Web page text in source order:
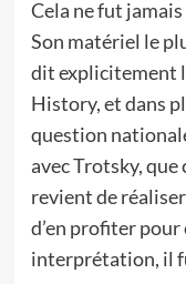
Cela ne fut
Son matériel le
dit explicitement
History, et dans
question
avec Trotsky, que
revient de
d’en profiter
interprétation, il